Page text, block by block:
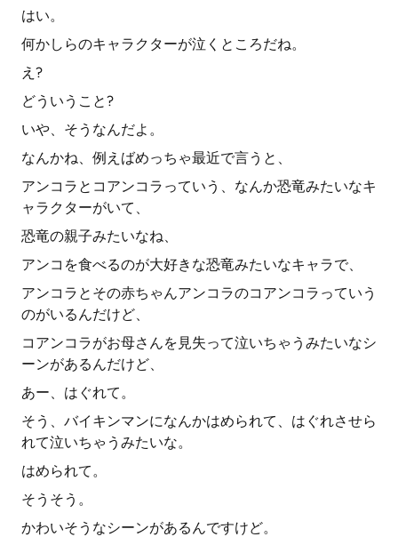
はい。
何かしらのキャラクターが泣くところだね。
え?
どういうこと?
いや、そうなんだよ。
なんかね、例えばめっちゃ最近で言うと、
アンコラとコアンコラっていう、なんか恐竜みたいなキ
ャラクターがいて、
恐竜の親子みたいなね、
アンコを食べるのが大好きな恐竜みたいなキャラで、
アンコラとその赤ちゃんアンコラのコアンコラっていう
のがいるんだけど、
コアンコラがお母さんを見失って泣いちゃうみたいなシ
ーンがあるんだけど、
あー、はぐれて。
そう、バイキンマンになんかはめられて、はぐれさせら
れて泣いちゃうみたいな。
はめられて。
そうそう。
かわいそうなシーンがあるんですけど。